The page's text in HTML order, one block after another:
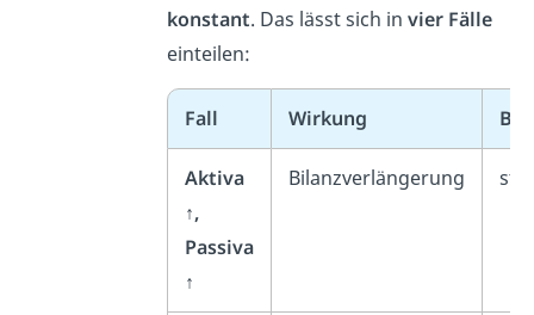
konstant. Das lässt sich invier Fälle
einteilen:
Fall Wirkung
Aktiva
↑,
Passiva
↑
Bilanzverlängerung